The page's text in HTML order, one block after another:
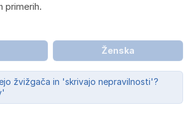
primerih.
Ženska
žvižgača in 'skrivajo nepravilnosti'?